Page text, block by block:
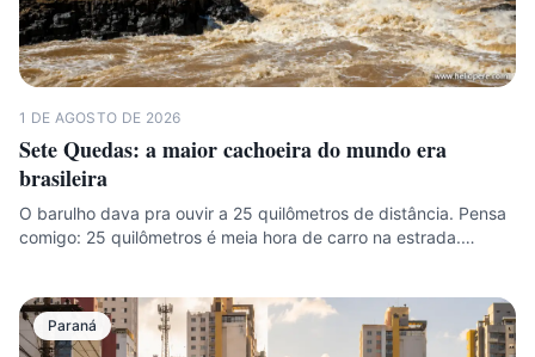
1 DE AGOSTO DE 2026
Sete Quedas: a maior cachoeira do mundo era
brasileira
O barulho dava pra ouvir a 25 quilômetros de distância. Pensa
comigo: 25 quilômetros é meia hora de carro na estrada.…
Paraná